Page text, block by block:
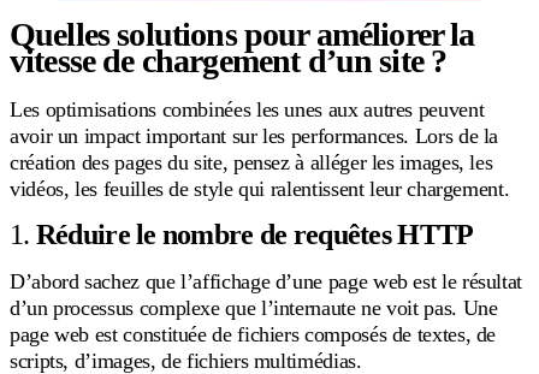
Quelles solutions pour améliorer la
vitesse de chargement d’un site ?
Les optimisations combinées les unes aux autres peuvent
avoir un impact important sur les performances. Lors de la
création des pages du site, pensez à alléger les images, les
vidéos, les feuilles de style qui ralentissent leur chargement.
1. Réduire le nombre de requêtes HTTP
D’abord sachez que l’affichage d’une page web est le résultat
d’un processus complexe que l’internaute ne voit pas. Une
page web est constituée de fichiers composés de textes, de
scripts, d’images, de fichiers multimédias.